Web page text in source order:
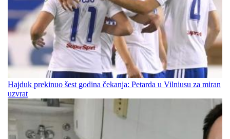
Hajduk prekinuo šest godina čekanja: Petarda u Vilniusu za miran
uzvrat